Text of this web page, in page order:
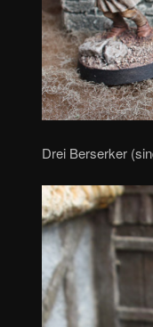
Drei Berserker